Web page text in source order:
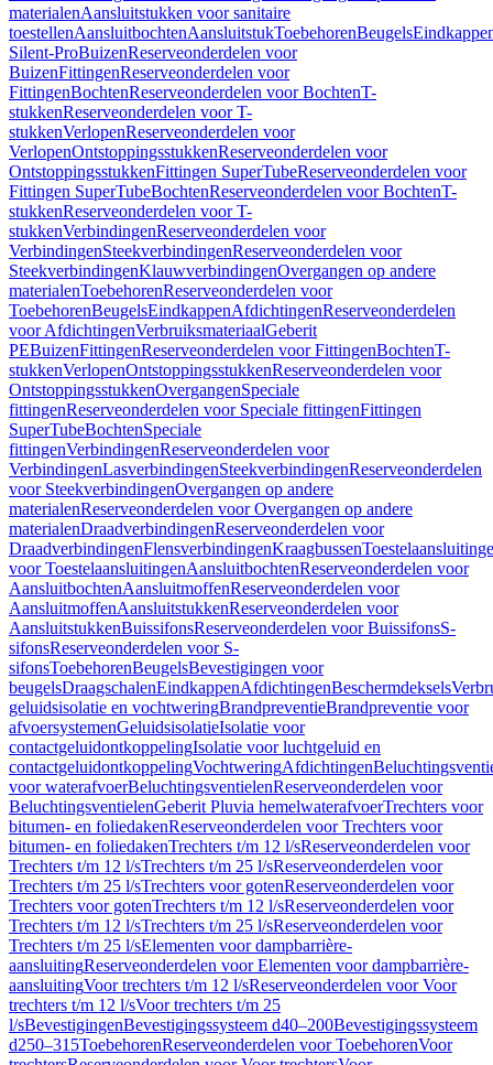
materialenAansluitstukken voor sanitaire
toestellenAansluitbochtenAansluitstukToebehorenBeugels
Silent-ProBuizenReserveonderdelen voor
BuizenFittingenReserveonderdelen voor
FittingenBochtenReserveonderdelen voor BochtenT-
stukkenReserveonderdelen voor T-
stukkenVerlopenReserveonderdelen voor
VerlopenOntstoppingsstukkenReserveonderdelen voor
OntstoppingsstukkenFittingen SuperTubeReserveonderdelen voor
Fittingen SuperTubeBochtenReserveonderdelen voor BochtenT-
stukkenReserveonderdelen voor T-
stukkenVerbindingenReserveonderdelen voor
VerbindingenSteekverbindingenReserveonderdelen voor
SteekverbindingenKlauwverbindingenOvergangen op andere
materialenToebehorenReserveonderdelen voor
ToebehorenBeugelsEindkappenAfdichtingenReserveonderdelen
voor AfdichtingenVerbruiksmateriaalGeberit
PEBuizenFittingenReserveonderdelen voor FittingenBochtenT-
stukkenVerlopenOntstoppingsstukkenReserveonderdelen voor
OntstoppingsstukkenOvergangenSpeciale
fittingenReserveonderdelen voor Speciale fittingenFittingen
SuperTubeBochtenSpeciale
fittingenVerbindingenReserveonderdelen voor
VerbindingenLasverbindingenSteekverbindingenReserveonderdelen
voor SteekverbindingenOvergangen op andere
materialenReserveonderdelen voor Overgangen op andere
materialenDraadverbindingenReserveonderdelen voor
DraadverbindingenFlensverbindingenKraagbussen
voor ToestelaansluitingenAansluitbochtenReserveonderdelen voor
AansluitbochtenAansluitmoffenReserveonderdelen voor
AansluitmoffenAansluitstukkenReserveonderdelen voor
AansluitstukkenBuissifonsReserveonderdelen voor BuissifonsS-
sifonsReserveonderdelen voor S-
sifonsToebehorenBeugelsBevestigingen voor
beugelsDraagschalenEindkappenAfdichtingenBeschermdeksels
geluidsisolatie en vochtweringBrandpreventieBrandpreventie voor
afvoersystemenGeluidsisolatieIsolatie voor
contactgeluidontkoppelingIsolatie voor luchtgeluid en
contactgeluidontkoppelingVochtweringAfdichtingen
voor waterafvoerBeluchtingsventielenReserveonderdelen voor
BeluchtingsventielenGeberit Pluvia hemelwaterafvoerTrechters voor
bitumen- en foliedakenReserveonderdelen voor Trechters voor
bitumen- en foliedakenTrechters t/m 12 l/sReserveonderdelen voor
Trechters t/m 12 l/sTrechters t/m 25 l/sReserveonderdelen voor
Trechters t/m 25 l/sTrechters voor gotenReserveonderdelen voor
Trechters voor gotenTrechters t/m 12 l/sReserveonderdelen voor
Trechters t/m 12 l/sTrechters t/m 25 l/sReserveonderdelen voor
Trechters t/m 25 l/sElementen voor dampbarrière-
aansluitingReserveonderdelen voor Elementen voor dampbarrière-
aansluitingVoor trechters t/m 12 l/sReserveonderdelen voor Voor
trechters t/m 12 l/sVoor trechters t/m 25
l/sBevestigingenBevestigingssysteem d40–200Bevestigingssysteem
d250–315ToebehorenReserveonderdelen voor ToebehorenVoor